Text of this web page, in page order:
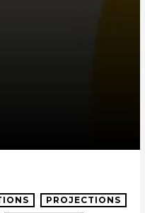
PROJECTIONS